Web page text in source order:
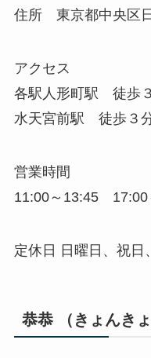
住所 東京都中央区
アクセス
各駅人形町駅 徒歩
水天宮前駅 徒歩３
営業時間
11:00～13:45 17:00
定休日 日曜日、祝日
恭恭 （きょんきょ